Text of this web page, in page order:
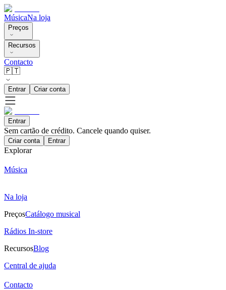
MúsicaNa loja
Preços
Recursos
Contacto
🇵🇹
Entrar Criar conta
Entrar
Sem cartão de crédito. Cancele quando quiser.
Criar conta Entrar
Explorar
Música
Na loja
PreçosCatálogo musical
Rádios In-store
RecursosBlog
Central de ajuda
Contacto